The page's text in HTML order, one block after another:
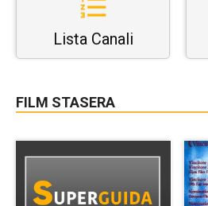
Lista Canali
FILM STASERA